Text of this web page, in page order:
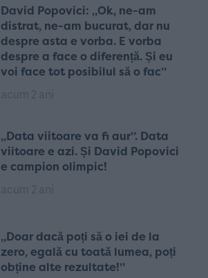
David Popovici: „Ok, ne-am
distrat, ne-am bucurat, dar nu
despre asta e vorba. E vorba
despre a face o diferență. Și eu
voi face tot posibilul să o fac”
„Data viitoare va fi aur”. Data
viitoare e azi. Și David Popovici
e campion olimpic!
„Doar dacă poți să o iei de la
zero, egală cu toată lumea, poți
obține alte rezultate!”